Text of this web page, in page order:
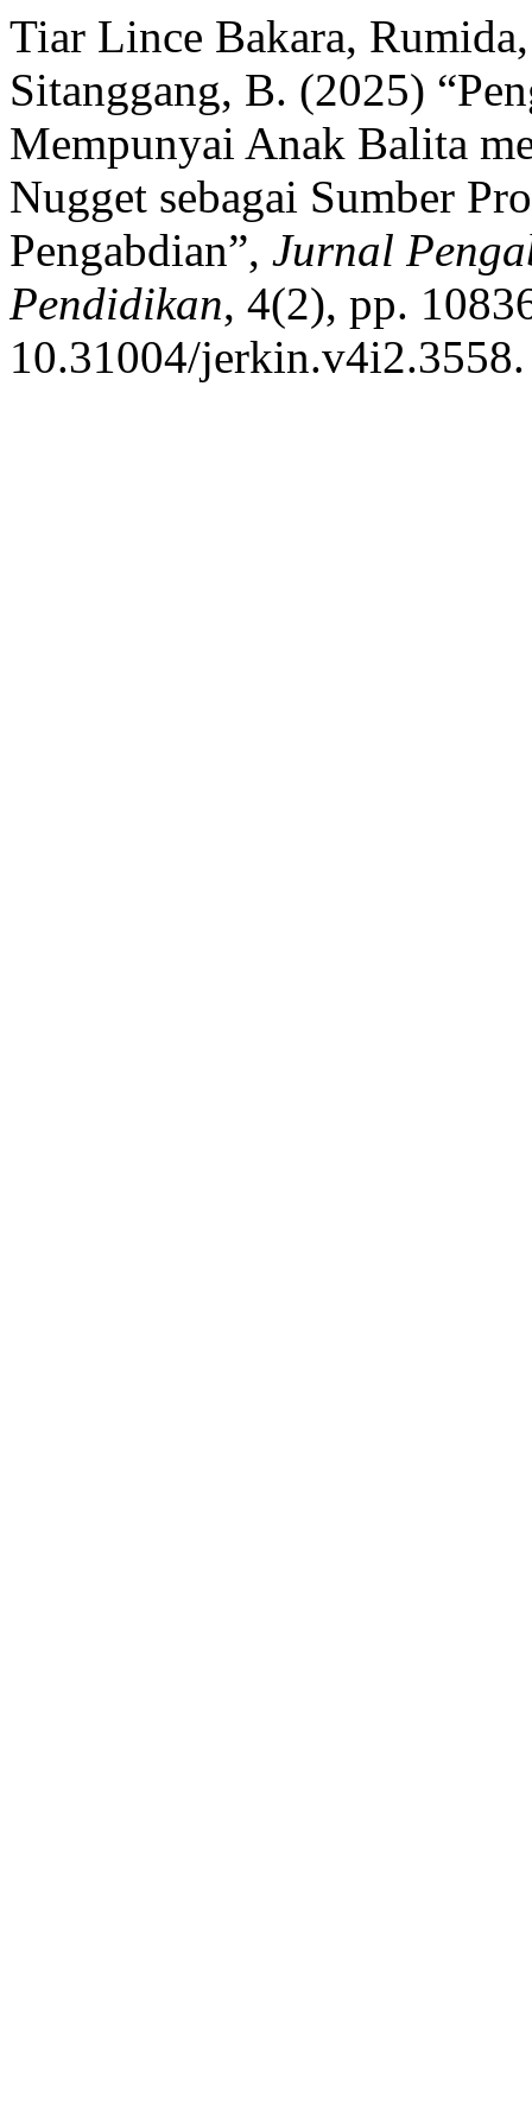
Tiar Lince Bakara,
Sitanggang, B. (2025)
Mempunyai Anak Balita
Nugget sebagai Sumber
Pengabdian”, Jurnal
Pendidikan, 4(2), pp.
10.31004/jerkin.v4i2.3558.